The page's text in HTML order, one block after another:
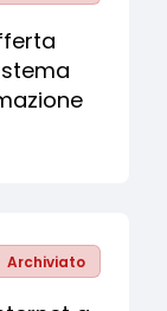
Archiviato